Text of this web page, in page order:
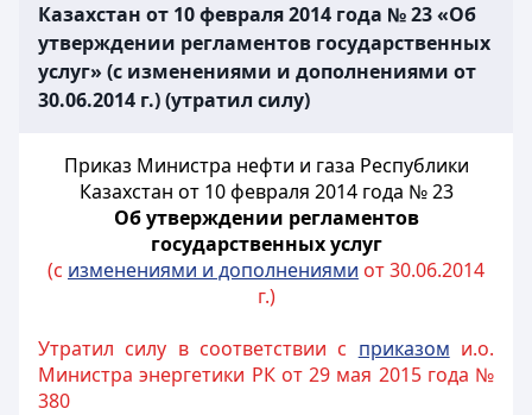
Казахстан от 10 февраля 2014 года № 23 «Об
утверждении регламентов государственных
услуг» (с изменениями и дополнениями от
30.06.2014 г.) (утратил силу)
Приказ Министра нефти и газа Республики
Казахстан от 10 февраля 2014 года № 23
Об утверждении регламентов
государственных услуг
(с изменениями и дополнениями от 30.06.2014
г.)
Утратил силу в соответствии с приказом и.о.
Министра энергетики РК от 29 мая 2015 года №
380